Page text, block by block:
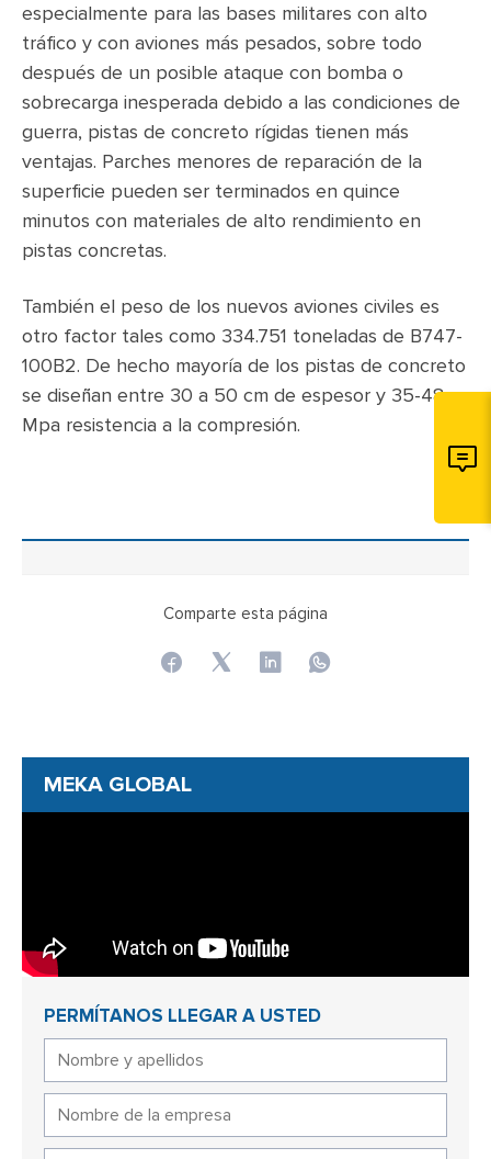
especialmente para las bases militares con alto
tráfico y con aviones más pesados, sobre todo
después de un posible ataque con bomba o
sobrecarga inesperada debido a las condiciones de
guerra, pistas de concreto rígidas tienen más
ventajas. Parches menores de reparación de la
superficie pueden ser terminados en quince
minutos con materiales de alto rendimiento en
pistas concretas.
También el peso de los nuevos aviones civiles es
otro factor tales como 334.751 toneladas de B747-
100B2. De hecho mayoría de los pistas de concreto
se diseñan entre 30 a 50 cm de espesor y 35-48
Mpa resistencia a la compresión.
Comparte esta página
MEKA GLOBAL
PERMÍTANOS LLEGAR A USTED